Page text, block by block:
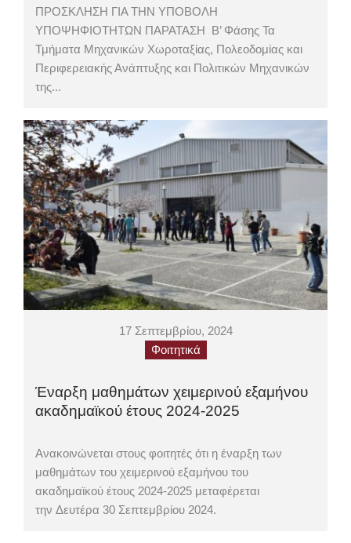
ΠΡΟΣΚΛΗΣΗ ΓΙΑ ΤΗΝ ΥΠΟΒΟΛΗ
ΥΠΟΨΗΦΙΟΤΗΤΩΝ ΠΑΡΑΤΑΣΗ Β’ Φάσης Τα
Τμήματα Μηχανικών Χωροταξίας, Πολεοδομίας και
Περιφερειακής Ανάπτυξης και Πολιτικών Μηχανικών
της...
17 Σεπτεμβρίου, 2024
Φοιτητικά
Έναρξη μαθημάτων χειμερινού εξαμήνου
ακαδημαϊκού έτους 2024-2025
Ανακοινώνεται στους φοιτητές ότι η έναρξη των
μαθημάτων του χειμερινού εξαμήνου του
ακαδημαϊκού έτους 2024-2025 μεταφέρεται
την Δευτέρα 30 Σεπτεμβρίου 2024.